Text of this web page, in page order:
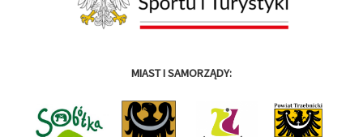
MIAST I SAMORZĄDY: